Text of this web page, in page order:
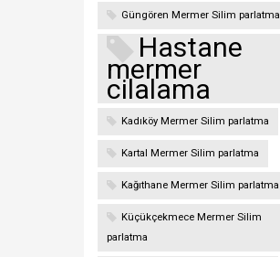
Güngören Mermer Silim parlatma
Hastane
mermer
cilalama
Kadıköy Mermer Silim parlatma
Kartal Mermer Silim parlatma
Kağıthane Mermer Silim parlatma
Küçükçekmece Mermer Silim
parlatma